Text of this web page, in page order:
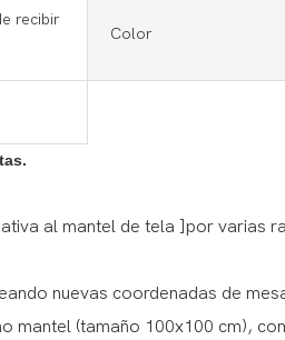
recibir
Color
al mantel de tela ]por varias
nuevas coordenadas de
(tamaño 100x100 cm),